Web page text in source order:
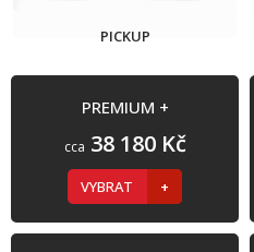
PICKUP
PREMIUM +
cca 38 180 Kč
VYBRAT